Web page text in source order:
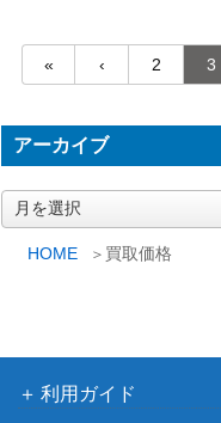
HOME 買取価格
« ‹ 2 3
アーカイブ
ー
利用ガイド